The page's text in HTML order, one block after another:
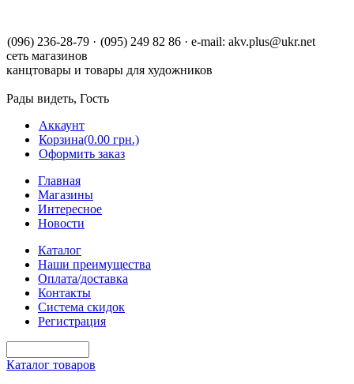
(096) 236-28-79 · (095) 249 82 86 · e-mail: akv.plus@ukr.net
сеть магазинов
канцтовары и товары для художников
Рады видеть, Гость
Аккаунт
Корзина(0.00 грн.)
Оформить заказ
Главная
Магазины
Интересное
Новости
Каталог
Наши преимущества
Оплата/доставка
Контакты
Система скидок
Регистрация
Каталог товаров